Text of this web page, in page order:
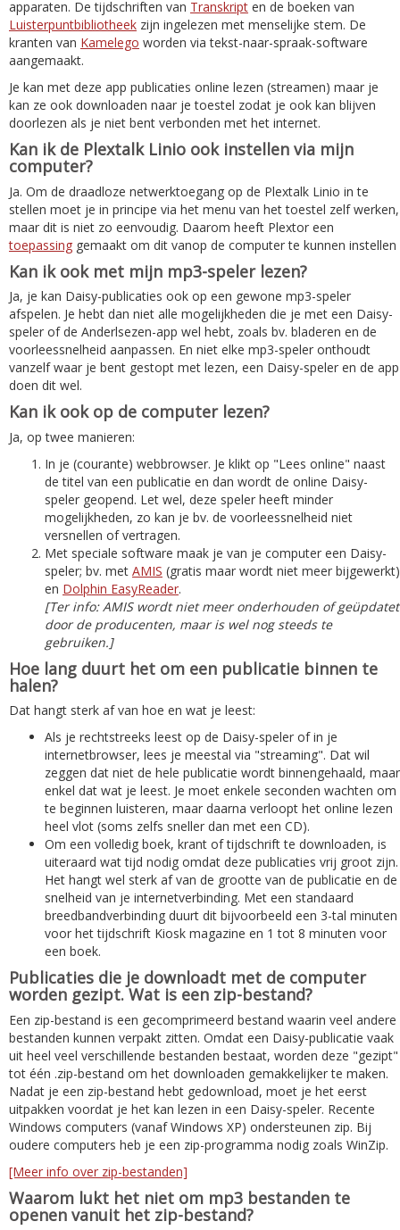
apparaten. De tijdschriften van Transkript en de boeken van
Luisterpuntbibliotheek zijn ingelezen met menselijke stem. De
kranten van Kamelego worden via tekst-naar-spraak-software
aangemaakt.
Je kan met deze app publicaties online lezen (streamen) maar je
kan ze ook downloaden naar je toestel zodat je ook kan blijven
doorlezen als je niet bent verbonden met het internet.
Kan ik de Plextalk Linio ook instellen via mijn
computer?
Ja. Om de draadloze netwerktoegang op de Plextalk Linio in te
stellen moet je in principe via het menu van het toestel zelf werken,
maar dit is niet zo eenvoudig. Daarom heeft Plextor een
toepassing gemaakt om dit vanop de computer te kunnen instellen
Kan ik ook met mijn mp3-speler lezen?
Ja, je kan Daisy-publicaties ook op een gewone mp3-speler
afspelen. Je hebt dan niet alle mogelijkheden die je met een Daisy-
speler of de Anderlsezen-app wel hebt, zoals bv. bladeren en de
voorleessnelheid aanpassen. En niet elke mp3-speler onthoudt
vanzelf waar je bent gestopt met lezen, een Daisy-speler en de app
doen dit wel.
Kan ik ook op de computer lezen?
Ja, op twee manieren:
In je (courante) webbrowser. Je klikt op "Lees online" naast
de titel van een publicatie en dan wordt de online Daisy-
speler geopend. Let wel, deze speler heeft minder
mogelijkheden, zo kan je bv. de voorleessnelheid niet
versnellen of vertragen.
Met speciale software maak je van je computer een Daisy-
speler; bv. met AMIS (gratis maar wordt niet meer bijgewerkt)
en Dolphin EasyReader.
[Ter info: AMIS wordt niet meer onderhouden of geüpdatet
door de producenten, maar is wel nog steeds te
gebruiken.]
Hoe lang duurt het om een publicatie binnen te
halen?
Dat hangt sterk af van hoe en wat je leest:
Als je rechtstreeks leest op de Daisy-speler of in je
internetbrowser, lees je meestal via "streaming". Dat wil
zeggen dat niet de hele publicatie wordt binnengehaald, maar
enkel dat wat je leest. Je moet enkele seconden wachten om
te beginnen luisteren, maar daarna verloopt het online lezen
heel vlot (soms zelfs sneller dan met een CD).
Om een volledig boek, krant of tijdschrift te downloaden, is
uiteraard wat tijd nodig omdat deze publicaties vrij groot zijn.
Het hangt wel sterk af van de grootte van de publicatie en de
snelheid van je internetverbinding. Met een standaard
breedbandverbinding duurt dit bijvoorbeeld een 3-tal minuten
voor het tijdschrift Kiosk magazine en 1 tot 8 minuten voor
een boek.
Publicaties die je downloadt met de computer
worden gezipt. Wat is een zip-bestand?
Een zip-bestand is een gecomprimeerd bestand waarin veel andere
bestanden kunnen verpakt zitten. Omdat een Daisy-publicatie vaak
uit heel veel verschillende bestanden bestaat, worden deze "gezipt"
tot één .zip-bestand om het downloaden gemakkelijker te maken.
Nadat je een zip-bestand hebt gedownload, moet je het eerst
uitpakken voordat je het kan lezen in een Daisy-speler. Recente
Windows computers (vanaf Windows XP) ondersteunen zip. Bij
oudere computers heb je een zip-programma nodig zoals WinZip.
[Meer info over zip-bestanden]
Waarom lukt het niet om mp3 bestanden te
openen vanuit het zip-bestand?